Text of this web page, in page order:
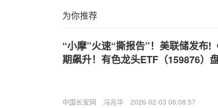
为你推荐
“小摩”火速“撕报告”！美联储发布!
期飙升！有色龙头ETF（159876）
中国长安网 冯兆华 2026-02-03 06:08:57